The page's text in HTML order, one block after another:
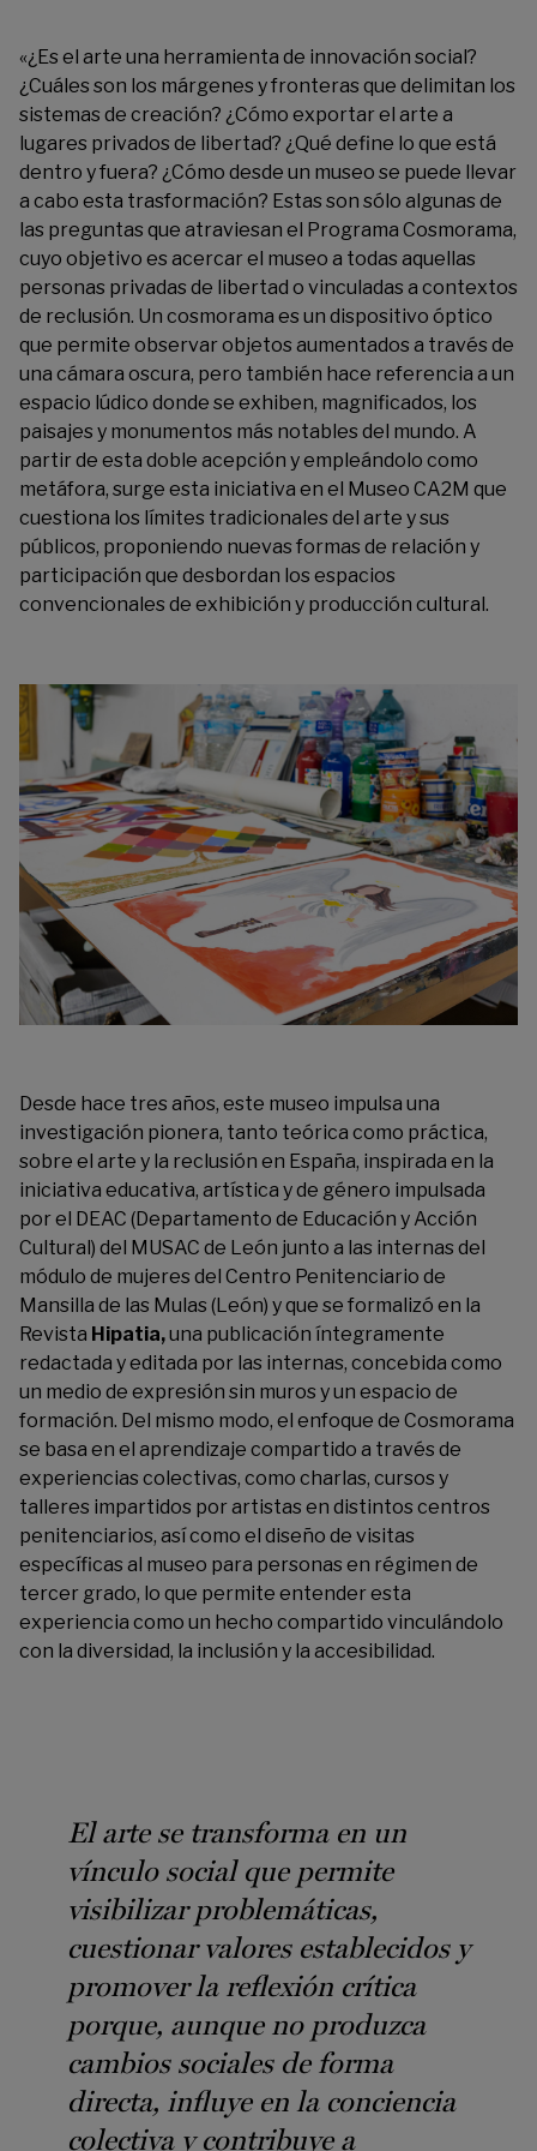
«¿Es el arte una herramienta de innovación social?
¿Cuáles son los márgenes y fronteras que delimitan los
sistemas de creación? ¿Cómo exportar el arte a
lugares privados de libertad? ¿Qué define lo que está
dentro y fuera? ¿Cómo desde un museo se puede llevar
a cabo esta trasformación? Estas son sólo algunas de
las preguntas que atraviesan el Programa Cosmorama,
cuyo objetivo es acercar el museo a todas aquellas
personas privadas de libertad o vinculadas a contextos
de reclusión. Un cosmorama es un dispositivo óptico
que permite observar objetos aumentados a través de
una cámara oscura, pero también hace referencia a un
espacio lúdico donde se exhiben, magnificados, los
paisajes y monumentos más notables del mundo. A
partir de esta doble acepción y empleándolo como
metáfora, surge esta iniciativa en el Museo CA2M que
cuestiona los límites tradicionales del arte y sus
públicos, proponiendo nuevas formas de relación y
participación que desbordan los espacios
convencionales de exhibición y producción cultural.
Desde hace tres años, este museo impulsa una
investigación pionera, tanto teórica como práctica,
sobre el arte y la reclusión en España, inspirada en la
iniciativa educativa, artística y de género impulsada
por el DEAC (Departamento de Educación y Acción
Cultural) del MUSAC de León junto a las internas del
módulo de mujeres del Centro Penitenciario de
Mansilla de las Mulas (León) y que se formalizó en la
Revista Hipatia,una publicación íntegramente
redactada y editada por las internas, concebida como
un medio de expresión sin muros y un espacio de
formación. Del mismo modo, el enfoque de Cosmorama
se basa en el aprendizaje compartido a través de
experiencias colectivas, como charlas, cursos y
talleres impartidos por artistas en distintos centros
penitenciarios, así como el diseño de visitas
específicas al museo para personas en régimen de
tercer grado, lo que permite entender esta
experiencia como un hecho compartido vinculándolo
con la diversidad, la inclusión y la accesibilidad.
El arte se transforma en un
vínculo social que permite
visibilizar problemáticas,
cuestionar valores establecidos y
promover la reflexión crítica
porque, aunque no produzca
cambios sociales de forma
directa, influye en la conciencia
colectiva y contribuye a